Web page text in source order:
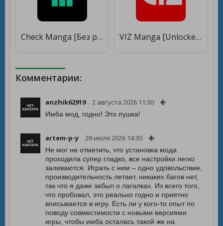
Check Manga [Без рекламы] VIZ Manga [Unlocked]
Комментарии:
anzhik62919 2 августа 2026 11:30
Имба мод, годно! Это пушка!
artem-p-y 28 июля 2026 14:30
Не мог не отметить, что установка мода
проходила супер гладко, все настройки легко
заливаются. Играть с ним – одно удовольствие,
производительность летает, никаких багов нет,
так что я даже забыл о лагалках. Из всего того,
что пробовал, это реально годно и приятно
вписывается в игру. Есть ли у кого-то опыт по
поводу совместимости с новыми версиями
игры, чтобы имба осталась такой же на